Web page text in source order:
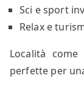
Sci e sport
Relax e
Località come
perfette per